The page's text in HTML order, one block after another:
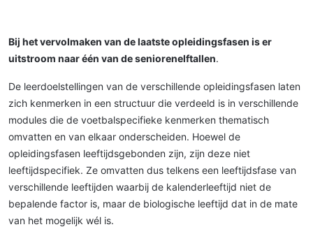
Bij het vervolmaken van de laatste opleidingsfasen is er
uitstroom naar één van de seniorenelftallen.
De leerdoelstellingen van de verschillende opleidingsfasen laten
zich kenmerken in een structuur die verdeeld is in verschillende
modules die de voetbalspecifieke kenmerken thematisch
omvatten en van elkaar onderscheiden. Hoewel de
opleidingsfasen leeftijdsgebonden zijn, zijn deze niet
leeftijdspecifiek. Ze omvatten dus telkens een leeftijdsfase van
verschillende leeftijden waarbij de kalenderleeftijd niet de
bepalende factor is, maar de biologische leeftijd dat in de mate
van het mogelijk wél is.